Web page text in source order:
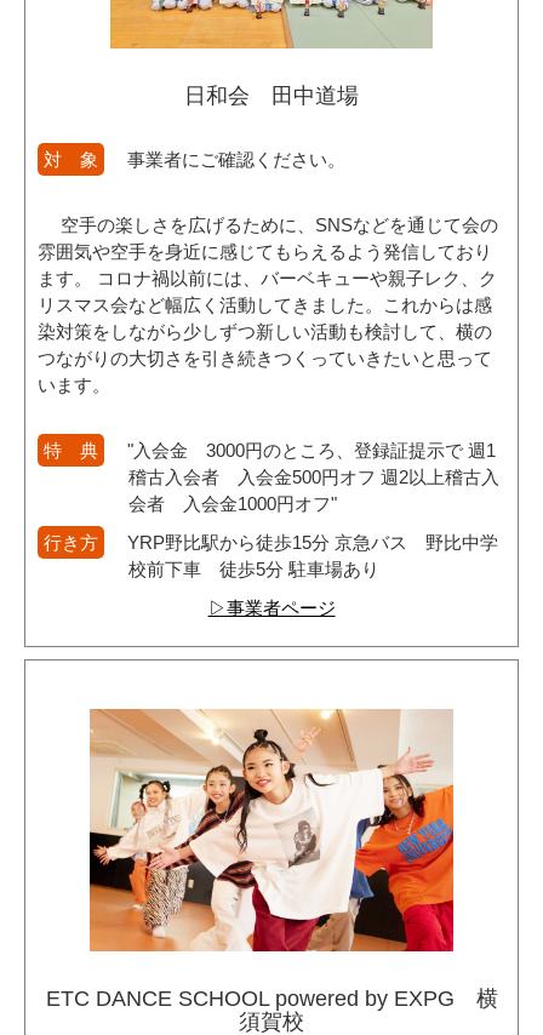
日和会 田中道場
対 象 事業者にご確認ください。
空手の楽しさを広げるために、SNSなどを通じて会の
雰囲気や空手を身近に感じてもらえるよう発信しており
ます。 コロナ禍以前には、バーベキューや親子レク、ク
リスマス会など幅広く活動してきました。これからは感
染対策をしながら少しずつ新しい活動も検討して、横の
つながりの大切さを引き続きつくっていきたいと思って
います。
特 典
"入会金 3000円のところ、登録証提示で 週1
稽古入会者 入会金500円オフ 週2以上稽古入
会者 入会金1000円オフ"
行き方
YRP野比駅から徒歩15分 京急バス 野比中学
校前下車 徒歩5分 駐車場あり
▷事業者ページ
ETC DANCE SCHOOL powered by EXPG 横
須賀校